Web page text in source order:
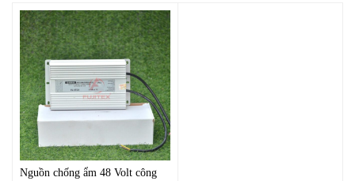
Nguồn chống ẩm 48 Volt công